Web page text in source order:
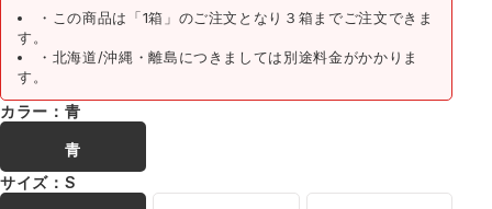
・この商品は「1箱」のご注文となり３箱までご注文できま
す。
・北海道/沖縄・離島につきましては別途料金がかかりま
す。
カラー：青
青
サイズ：S